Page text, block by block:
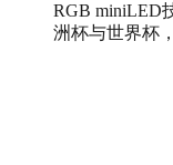
RGB miniLED
洲杯与世界杯